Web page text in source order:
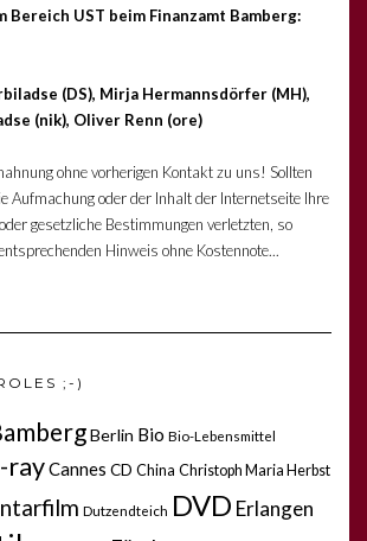
Bereich UST beim Finanzamt Bamberg:
(DS), Mirja Hermannsdörfer (MH),
(nik), Oliver Renn (ore)
ohne vorherigen Kontakt zu uns! Sollten
Aufmachung oder der Inhalt der Internetseite Ihre
gesetzliche Bestimmungen verletzten, so
Hinweis ohne Kostennote...
;-)
Berlin Bio Bio-Lebensmittel
rayCannes CD China Christoph Maria Herbst
Dutzendteich DVD Erlangen